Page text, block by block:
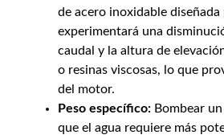
de acero inoxidable diseñada
experimentará una
caudal y la altura de
o resinas viscosas, lo que
del motor.
Peso específico: Bombear
que el agua requiere más